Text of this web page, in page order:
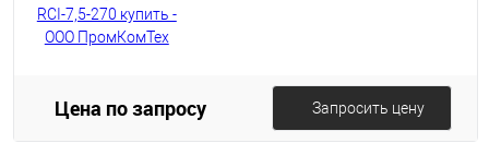
Цена по запросу Запросить цену